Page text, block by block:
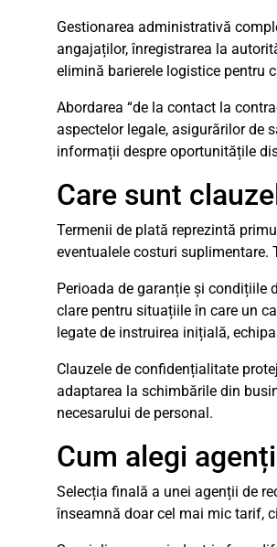
Gestionarea administrativă
angajaților, înregistrarea la
elimină barierele logistice pentru
Abordarea “de la contact la
aspectelor legale, asigurărilor de
informații despre oportunitățile
Care sunt
Termenii de plată reprezintă
eventualele costuri suplimentare.
Perioada de garanție și condițiile
clare pentru situațiile în care un
legate de instruirea inițială,
Clauzele de confidențialitate
adaptarea la schimbările din
necesarului de personal.
Cum alegi
Selecția finală a unei agenții de
înseamnă doar cel mai mic tarif,